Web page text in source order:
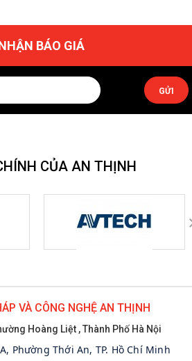
BÁO GIÁ
GỬI
CỦA AN THỊNH
VÀ CÔNG NGHỆ AN THỊNH
Hoàng Liệt , Thành Phố Hà Nội
Phường Thới An, TP. Hồ Chí Minh